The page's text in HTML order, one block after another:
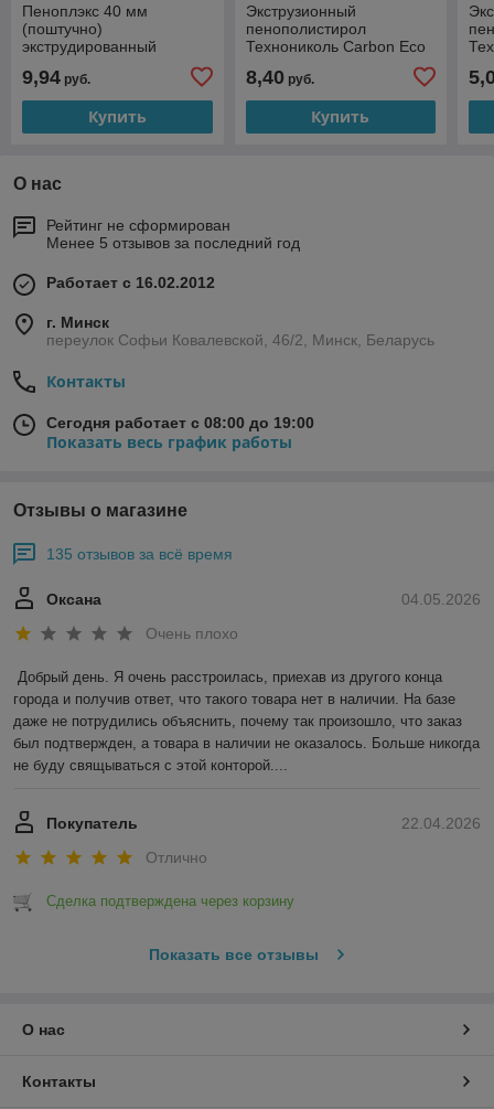
Пеноплэкс 40 мм
(поштучно)
экструдированный
9,94 руб.
Купить
Экструзионный
пенополистирол
Технониколь Carbon Eco
8,40руб.
Купить
О нас
Рейтинг не сформирован
Менее 5 отзывов за последний год
Работает с 16.02.2012
г. Минск
переулок Софьи Ковалевской, 46/2, Минск, Беларусь
Контакты
Сегодня работает с 08:00 до 19:00
Показать весь график работы
Отзывы о магазине
135 отзывов за всё время
04.05.2026
Оксана
Очень плохо
Добрый день. Я очень расстроилась, приехав из другого конца
города и получив ответ, что такого товара нет в наличии. На базе
даже не потрудились объяснить, почему так произошло, что заказ
был подтвержден, а товара в наличии не оказалось. Больше никогда
не буду свящываться с этой конторой....
22.04.2026
Покупатель
Отлично
Сделка подтверждена через корзину
Показать все отзывы
О нас
Контакты